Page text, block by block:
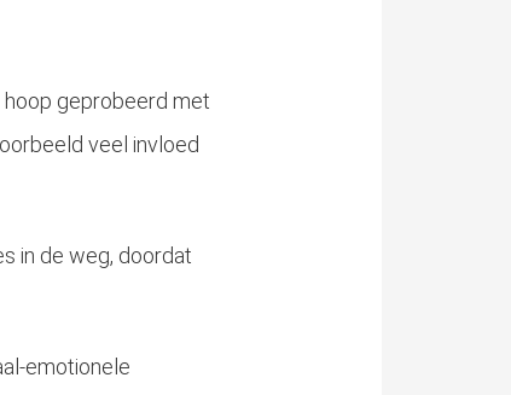
hoop geprobeerd met
veel invloed
in de weg, doordat
emotionele